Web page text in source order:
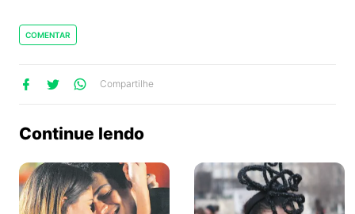
COMENTAR
Compartilhe
Continue lendo